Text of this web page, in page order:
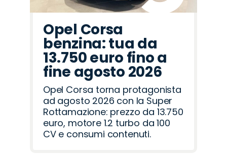
Opel Corsa
benzina: tua da
13.750 euro fino a
fine agosto 2026
Opel Corsa torna protagonista
ad agosto 2026 con la Super
Rottamazione: prezzo da 13.750
euro, motore 1.2 turbo da 100
CV e consumi contenuti.